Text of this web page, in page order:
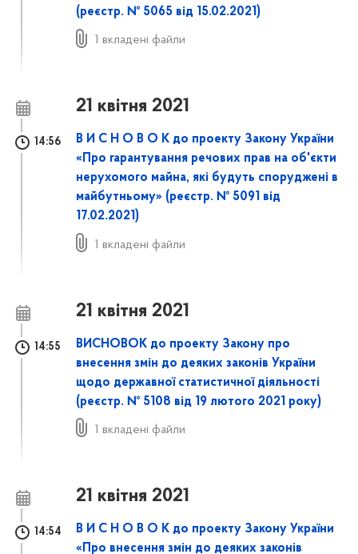
(реєстр. № 5065 від 15.02.2021)
1 вкладені файли
21 квітня 2021
14:56
В И С Н О В О К до проекту Закону України
«Про гарантування речових прав на об'єкти
нерухомого майна, які будуть споруджені в
майбутньому» (реєстр. № 5091 від
17.02.2021)
1 вкладені файли
21 квітня 2021
14:55
ВИСНОВОК до проекту Закону про
внесення змін до деяких законів України
щодо державної статистичної діяльності
(реєстр. № 5108 від 19 лютого 2021 року)
1 вкладені файли
21 квітня 2021
14:54
В И С Н О В О К до проекту Закону України
«Про внесення змін до деяких законів